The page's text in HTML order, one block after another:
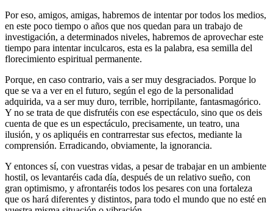
Por eso, amigos, amigas, habremos de intentar por todos los medios,
en este poco tiempo o años que nos quedan para un trabajo de
investigación, a determinados niveles, habremos de aprovechar este
tiempo para intentar inculcaros, esta es la palabra, esa semilla del
florecimiento espiritual permanente.
Porque, en caso contrario, vais a ser muy desgraciados. Porque lo
que se va a ver en el futuro, según el ego de la personalidad
adquirida, va a ser muy duro, terrible, horripilante, fantasmagórico.
Y no se trata de que disfrutéis con ese espectáculo, sino que os deis
cuenta de que es un espectáculo, precisamente, un teatro, una
ilusión, y os apliquéis en contrarrestar sus efectos, mediante la
comprensión. Erradicando, obviamente, la ignorancia.
Y entonces sí, con vuestras vidas, a pesar de trabajar en un ambiente
hostil, os levantaréis cada día, después de un relativo sueño, con
gran optimismo, y afrontaréis todos los pesares con una fortaleza
que os hará diferentes y distintos, para todo el mundo que no esté en